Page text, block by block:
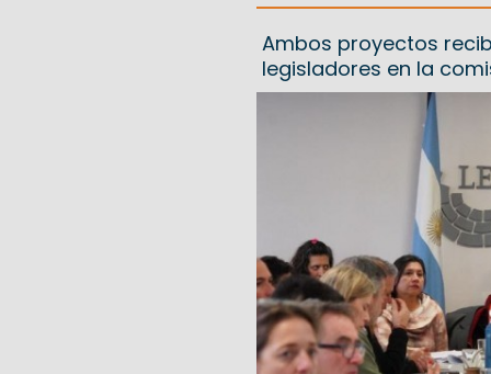
Ambos proyectos
legisladores en la